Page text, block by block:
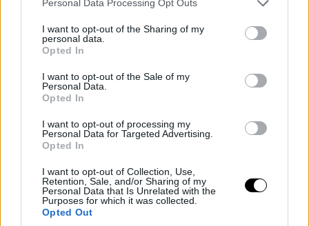
not limited to your visit or usage behaviour. You may click to
grant or deny consent to Google and its third-party tags to
use your data for below specified purposes in below Google
consent section.
Personal Data Processing Opt Outs
I want to opt-out of the Sharing of my
personal data.
Opted In
I want to opt-out of the Sale of my
Personal Data.
Opted In
I want to opt-out of processing my
Personal Data for Targeted Advertising.
Opted In
I want to opt-out of Collection, Use,
Retention, Sale, and/or Sharing of my
Personal Data that Is Unrelated with the
Purposes for which it was collected.
Opted Out